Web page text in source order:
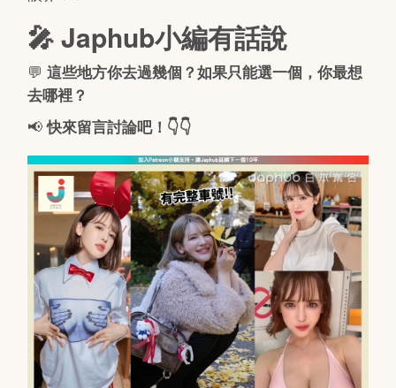
🎤 Japhub小編有話說
💬這些地方你去過幾個？如果只能選一個，你最想
去哪裡？
📢快來留言討論吧！👇👇